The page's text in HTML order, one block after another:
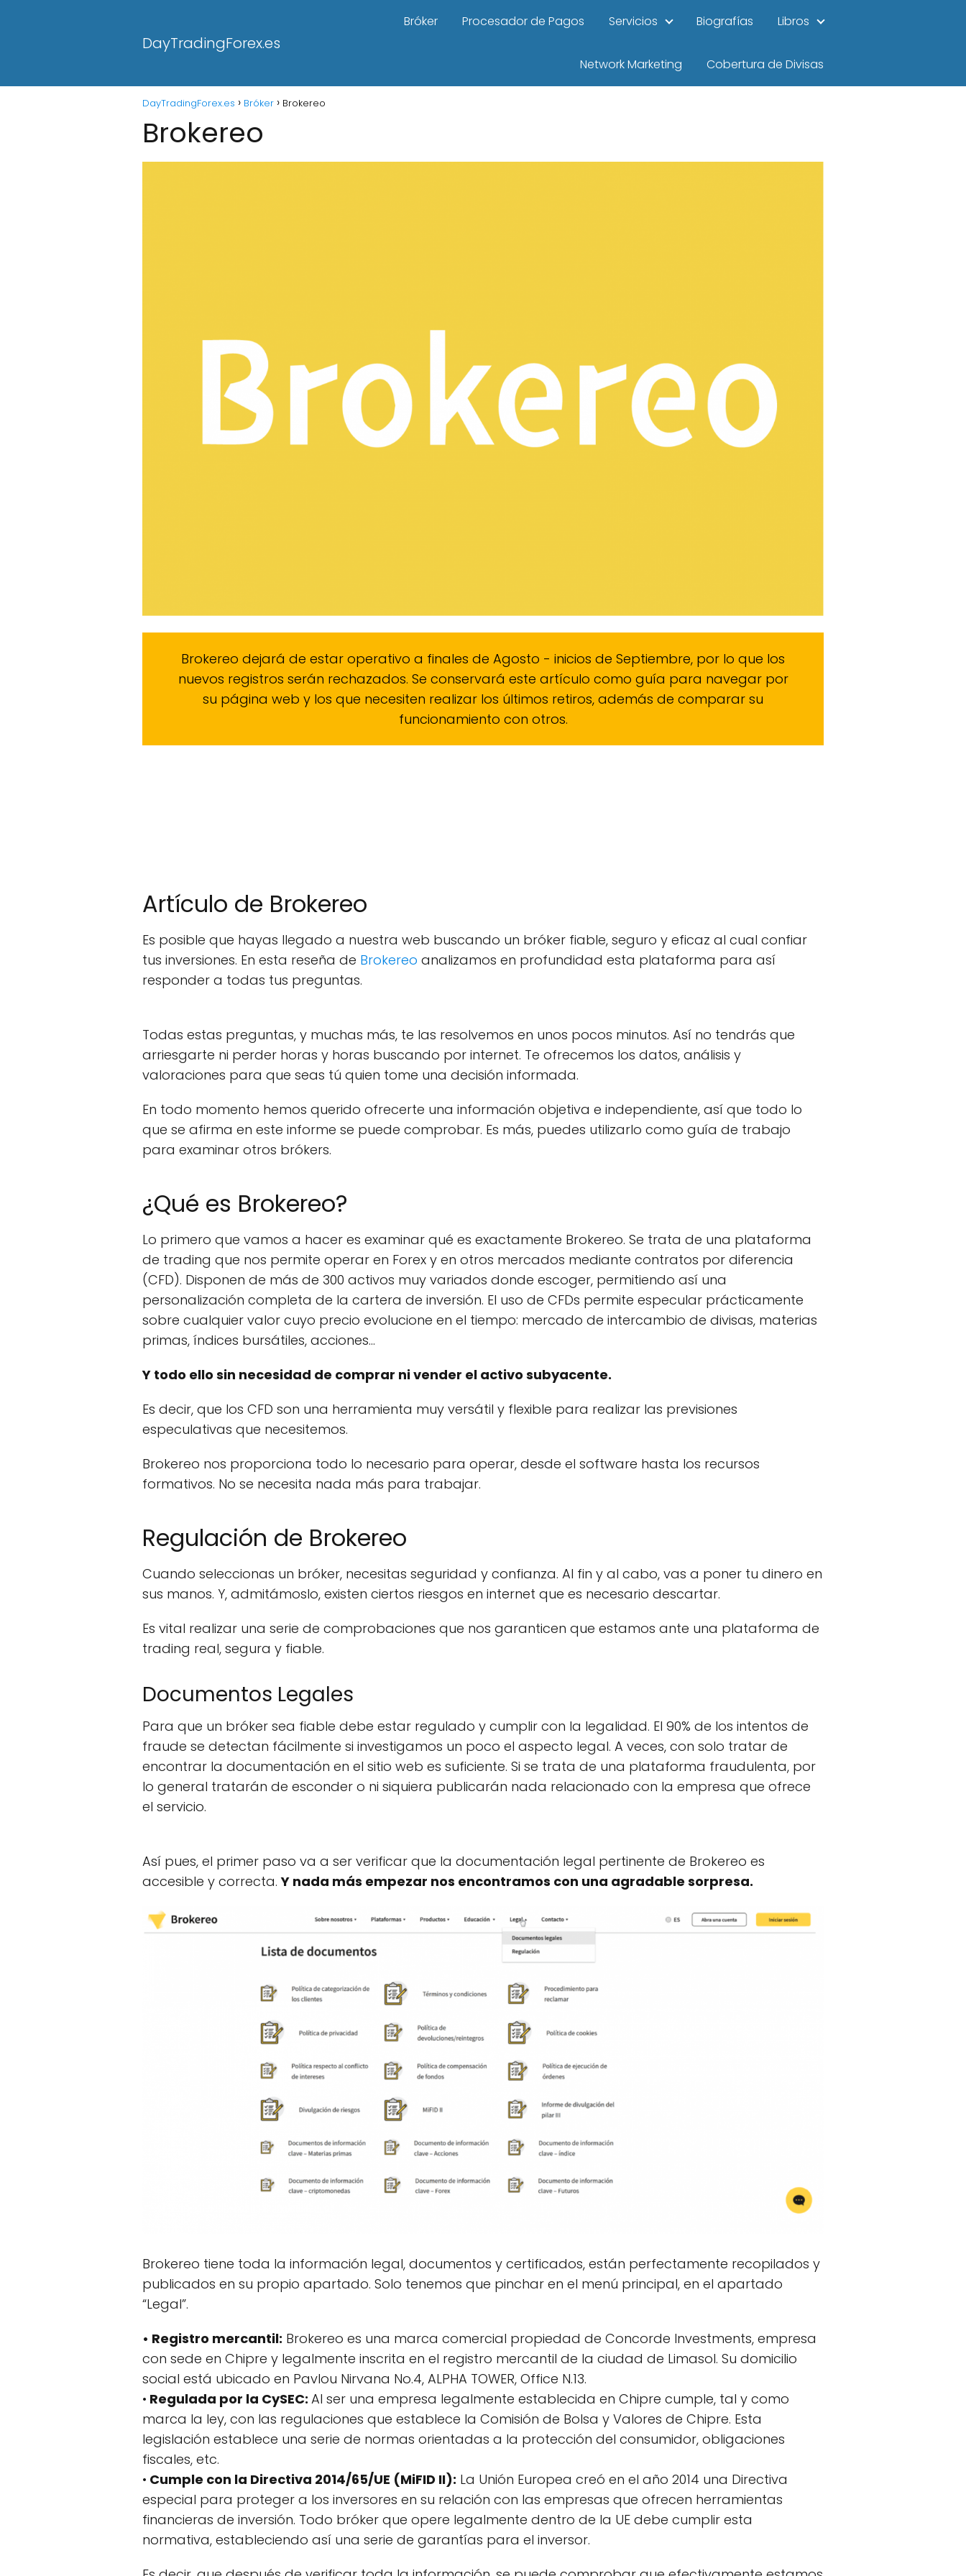
DayTradingForex.es
Bróker Procesador de Pagos Servicios Biografías Libros
Network Marketing Cobertura de Divisas
DayTradingForex.es Bróker Brokereo
Brokereo
Brokereo dejará de estar operativo a finales de Agosto - inicios de Septiembre, por lo que los
nuevos registros serán rechazados. Se conservará este artículo como guía para navegar por
su página web y los que necesiten realizar los últimos retiros, además de comparar su
funcionamiento con otros.
Artículo de Brokereo
Es posible que hayas llegado a nuestra web buscando un bróker fiable, seguro y eficaz al cual confiar
tus inversiones. En esta reseña de Brokereo analizamos en profundidad esta plataforma para así
responder a todas tus preguntas.
Todas estas preguntas, y muchas más, te las resolvemos en unos pocos minutos. Así no tendrás que
arriesgarte ni perder horas y horas buscando por internet. Te ofrecemos los datos, análisis y
valoraciones para que seas tú quien tome una decisión informada.
En todo momento hemos querido ofrecerte una información objetiva e independiente, así que todo lo
que se afirma en este informe se puede comprobar. Es más, puedes utilizarlo como guía de trabajo
para examinar otros brókers.
¿Qué es Brokereo?
Lo primero que vamos a hacer es examinar qué es exactamente Brokereo. Se trata de una plataforma
de trading que nos permite operar en Forex y en otros mercados mediante contratos por diferencia
(CFD). Disponen de más de 300 activos muy variados donde escoger, permitiendo así una
personalización completa de la cartera de inversión. El uso de CFDs permite especular prácticamente
sobre cualquier valor cuyo precio evolucione en el tiempo: mercado de intercambio de divisas, materias
primas, índices bursátiles, acciones…
Y todo ello sin necesidad de comprar ni vender el activo subyacente.
Es decir, que los CFD son una herramienta muy versátil y flexible para realizar las previsiones
especulativas que necesitemos.
Brokereo nos proporciona todo lo necesario para operar, desde el software hasta los recursos
formativos. No se necesita nada más para trabajar.
Regulación de Brokereo
Cuando seleccionas un bróker, necesitas seguridad y confianza. Al fin y al cabo, vas a poner tu dinero en
sus manos. Y, admitámoslo, existen ciertos riesgos en internet que es necesario descartar.
Es vital realizar una serie de comprobaciones que nos garanticen que estamos ante una plataforma de
trading real, segura y fiable.
Documentos Legales
Para que un bróker sea fiable debe estar regulado y cumplir con la legalidad. El 90% de los intentos de
fraude se detectan fácilmente si investigamos un poco el aspecto legal. A veces, con solo tratar de
encontrar la documentación en el sitio web es suficiente. Si se trata de una plataforma fraudulenta, por
lo general tratarán de esconder o ni siquiera publicarán nada relacionado con la empresa que ofrece
el servicio.
Así pues, el primer paso va a ser verificar que la documentación legal pertinente de Brokereo es
accesible y correcta.Y nada más empezar nos encontramos con una agradable sorpresa.
Brokereo tiene toda la información legal, documentos y certificados, están perfectamente recopilados y
publicados en su propio apartado. Solo tenemos que pinchar en el menú principal, en el apartado
“Legal”.
• Registro mercantil: Brokereo es una marca comercial propiedad de Concorde Investments, empresa
con sede en Chipre y legalmente inscrita en el registro mercantil de la ciudad de Limasol. Su domicilio
social está ubicado en Pavlou Nirvana No.4, ALPHA TOWER, Office N.13.
• Regulada por la CySEC: Al ser una empresa legalmente establecida en Chipre cumple, tal y como
marca la ley, con las regulaciones que establece la Comisión de Bolsa y Valores de Chipre. Esta
legislación establece una serie de normas orientadas a la protección del consumidor, obligaciones
fiscales, etc.
• Cumple con la Directiva 2014/65/UE (MiFID II): La Unión Europea creó en el año 2014 una Directiva
especial para proteger a los inversores en su relación con las empresas que ofrecen herramientas
financieras de inversión. Todo bróker que opere legalmente dentro de la UE debe cumplir esta
normativa, estableciendo así una serie de garantías para el inversor.